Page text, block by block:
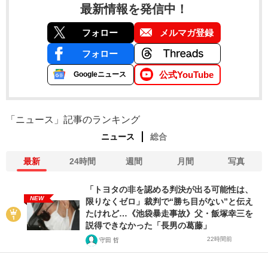
最新情報を発信中！
フォロー メルマガ登録
フォロー
Googleニュース 公式YouTube
「ニュース」記事のランキング
ニュース 総合
最新 24時間 週間 月間 写真
NEW
「トヨタの非を認める判決が出る可能性は、
限りなくゼロ」裁判で“勝ち目がない”と伝え
たけれど…《池袋暴走事故》父・飯塚幸三を
説得できなかった「長男の葛藤」
守田 哲 22時間前